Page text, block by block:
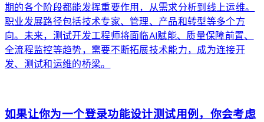
期的各个阶段都能发挥重要作用，从需求分析到线上运维。
职业发展路径包括技术专家、管理、产品和转型等多个方
向。未来，测试开发工程师将面临AI赋能、质量保障前置、
全流程监控等趋势，需要不断拓展技术能力，成为连接开
发、测试和运维的桥梁。
如果让你为一个登录功能设计测试用例，你会考虑